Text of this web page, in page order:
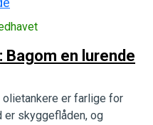
Bagom en lurende
er farlige for
er skyggeflåden, og